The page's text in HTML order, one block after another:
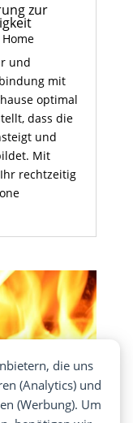
die uns
(Analytics) und
(Werbung). Um
zur
und
mit
optimal
dass die
und
Mit
rechtzeitig